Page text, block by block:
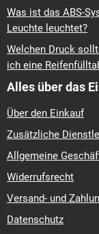
Was ist das ABS-
Leuchte leuchtet?
Welchen Druck
ich eine
Alles über das
Über den Einkauf
Zusätzliche
Allgemeine
Widerrufsrecht
Versand- und
Datenschutz